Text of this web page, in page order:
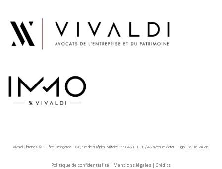
Vivaldi Chronos © - Hôtel Delagarde - 120, rue de l'Hôpital Militaire - 59043 LILLE / 45 avenue Victor Hugo - 75116 PARIS
Politique de confidentialité | Mentions légales | Crédits